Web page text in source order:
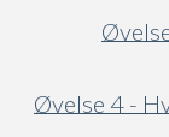
Øvelse 4 -